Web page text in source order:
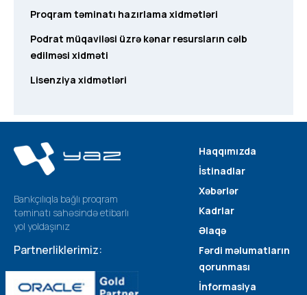
Proqram təminatı hazırlama xidmətləri
Podrat müqaviləsi üzrə kənar resursların cəlb
edilməsi xidməti
Lisenziya xidmətləri
Bankçılıqla bağlı proqram
təminatı sahəsində etibarlı
yol yoldaşınız
Partnerliklerimiz:
Haqqımızda
İstinadlar
Xəbərlər
Kadrlar
Əlaqə
Fərdi məlumatların
qorunması
İnformasiya